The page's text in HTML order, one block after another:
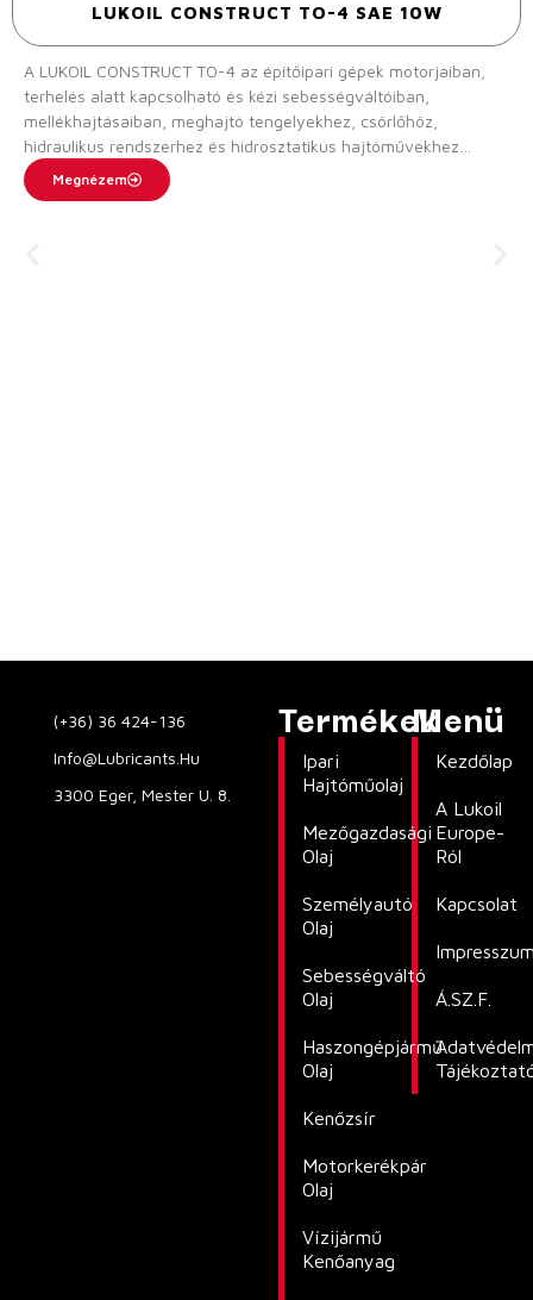
LUKOIL CONSTRUCT TO-4 SAE 10W
A LUKOIL CONSTRUCT TO-4 az építőipari gépek motorjaiban,
terhelés alatt kapcsolható és kézi sebességváltóiban,
mellékhajtásaiban, meghajtó tengelyekhez, csörlőhöz,
hidraulikus rendszerhez és hidrosztatikus hajtóművekhez
használt speciális olaj a gyártó előírásainak megfelelően;
speciálisan a CAT TO-4-hez és sok más építőipari géphez.
Megnézem
(+36) 36 424-136
Info@lubricants.hu
3300 Eger, Mester U. 8.
Termékek
Ipari
Hajtóműolaj
Mezőgazdasági
Olaj
Személyautó
Olaj
Sebességváltó
Olaj
Haszongépjármű
Olaj
Kenőzsír
Motorkerékpár
Olaj
Vízijármű
Kenőanyag
Menü
Kezdőlap
A Lukoil
Europe-
Ról
Kapcsolat
Á.SZ.F.